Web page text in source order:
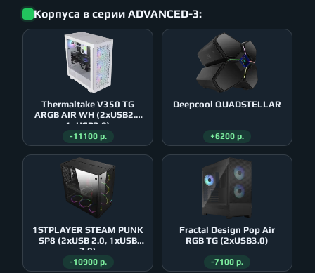
Корпуса в серии ADVANCED-3:
Thermaltake V350 TG
ARGB AIR WH (2xUSB2.0
1xUSB3.0)
-11100 р.
Deepcool QUADSTELLAR
+6200 р.
1STPLAYER STEAM PUNK
SP8 (2xUSB 2.0, 1xUSB
3.0)
-10900 р.
Fractal Design Pop Air
RGB TG (2xUSB3.0)
-7100 р.